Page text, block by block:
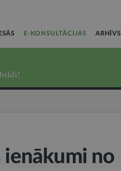
E-KONSULTĀCIJAS ARHĪVS
ienākumi no